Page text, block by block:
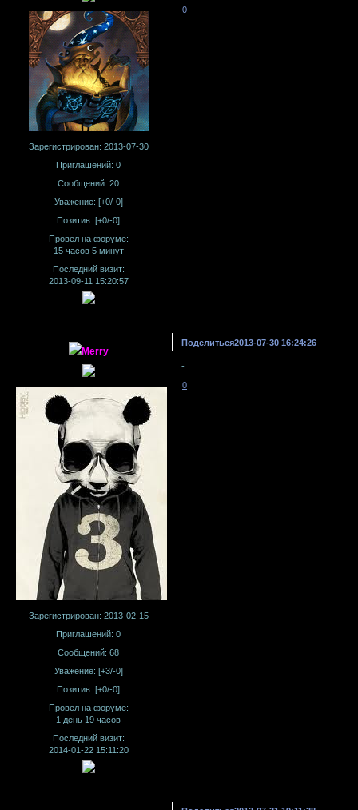
Зарегистрирован: 2013-07-30
Приглашений: 0
Сообщений: 20
Уважение: [+0/-0]
Позитив: [+0/-0]
Провел на форуме:
15 часов 5 минут
Последний визит:
2013-09-11 15:20:57
0
Поделиться2013-07-30 16:24:26
Merry
Зарегистрирован: 2013-02-15
Приглашений: 0
Сообщений: 68
Уважение: [+3/-0]
Позитив: [+0/-0]
Провел на форуме:
1 день 19 часов
Последний визит:
2014-01-22 15:11:20
-
0